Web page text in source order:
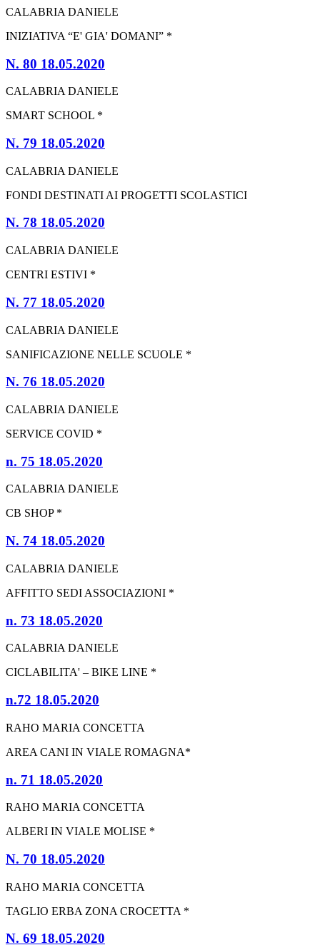
CALABRIA DANIELE
INIZIATIVA “E' GIA' DOMANI” *
N. 80 18.05.2020
CALABRIA DANIELE
SMART SCHOOL *
N. 79 18.05.2020
CALABRIA DANIELE
FONDI DESTINATI AI PROGETTI SCOLASTICI
N. 78 18.05.2020
CALABRIA DANIELE
CENTRI ESTIVI *
N. 77 18.05.2020
CALABRIA DANIELE
SANIFICAZIONE NELLE SCUOLE *
N. 76 18.05.2020
CALABRIA DANIELE
SERVICE COVID *
n. 75 18.05.2020
CALABRIA DANIELE
CB SHOP *
N. 74 18.05.2020
CALABRIA DANIELE
AFFITTO SEDI ASSOCIAZIONI *
n. 73 18.05.2020
CALABRIA DANIELE
CICLABILITA' – BIKE LINE *
n.72 18.05.2020
RAHO MARIA CONCETTA
AREA CANI IN VIALE ROMAGNA*
n. 71 18.05.2020
RAHO MARIA CONCETTA
ALBERI IN VIALE MOLISE *
N. 70 18.05.2020
RAHO MARIA CONCETTA
TAGLIO ERBA ZONA CROCETTA *
N. 69 18.05.2020